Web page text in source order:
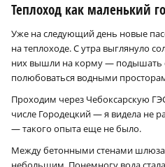
Теплоход как маленький
Уже на следующий день новые
на теплоходе. С утра выглянуло
них вышли на корму — подышать
полюбоваться водными
Проходим через Чебоксарскую
числе Городецкий — я видела не
— такого опыта еще не было.
Между бетонными стенами шлюза